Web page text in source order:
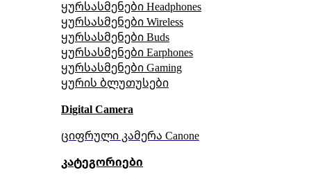
ყურსასმენები Headphones
ყურსასმენები Wireless
ყურსასმენები Buds
ყურსასმენები Earphones
ყურსასმენები Gaming
ყურის ბლუთუსები
Digital Camera
ციფრული კამერა Сanone
კატეგორიები